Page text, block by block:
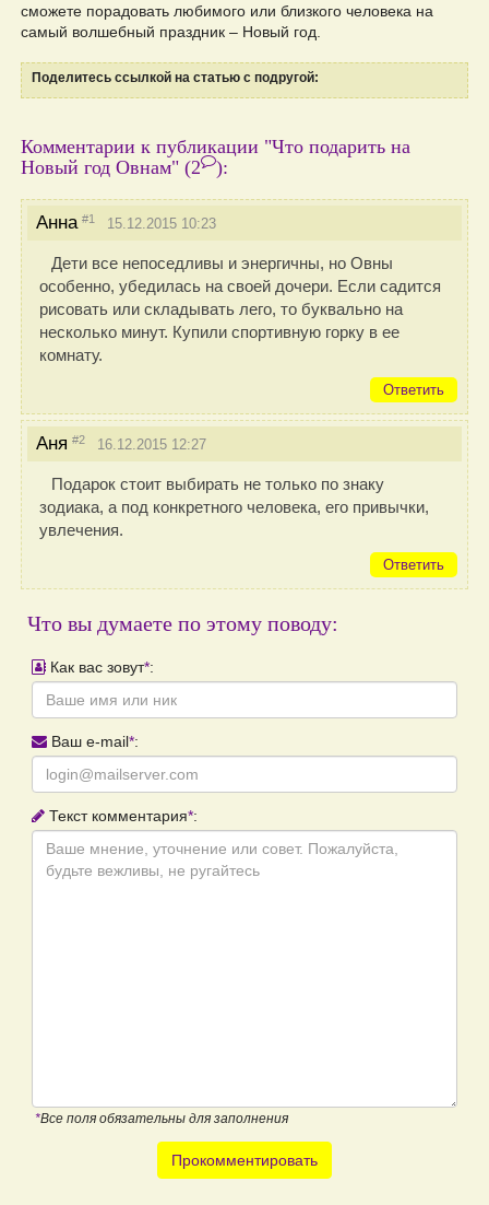
сможете порадовать любимого или близкого человека на
самый волшебный праздник – Новый год.
Поделитесь ссылкой на статью с подругой:
Комментарии к публикации "Что подарить на
Новый год Овнам" (2 ):
Анна #1 15.12.2015 10:23
Дети все непоседливы и энергичны, но Овны
особенно, убедилась на своей дочери. Если садится
рисовать или складывать лего, то буквально на
несколько минут. Купили спортивную горку в ее
комнату.
Ответить
Аня #2 16.12.2015 12:27
Подарок стоит выбирать не только по знаку
зодиака, а под конкретного человека, его привычки,
увлечения.
Ответить
Что вы думаете по этому поводу:
Как вас зовут*:
Ваш e-mail*:
Текст комментария*:
*Все поля обязательны для заполнения
Прокомментировать